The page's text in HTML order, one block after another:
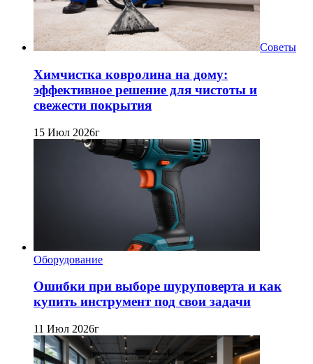
Советы
Химчистка ковролина на дому:
эффективное решение для чистоты и
свежести покрытия
15 Июл 2026г
Оборудование
Ошибки при выборе шуруповерта и как
купить инструмент под свои задачи
11 Июл 2026г